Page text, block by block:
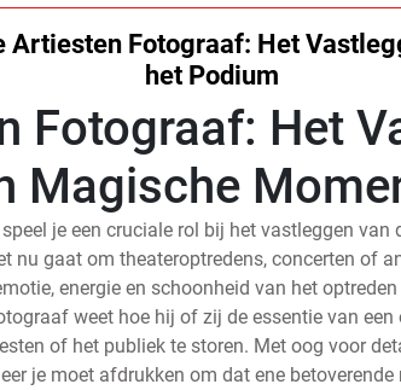
Artiesten Fotograaf: Het
het Podium
Fotograaf: Het
Magische
je een cruciale rol bij het vastleggen van
nu gaat om theateroptredens, concerten of
energie en schoonheid van het
weet hoe hij of zij de essentie van
of het publiek te storen. Met oog voor
je moet afdrukken om dat ene